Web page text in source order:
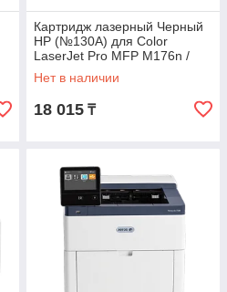
Картридж лазерный Черный
НР (№130A) для Color
LaserJet Pro MFP M176n /
M177fw
Нет в наличии
18 015 ₸